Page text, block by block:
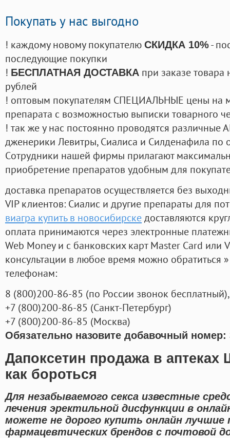
Покупать у нас выгодно
! каждому новому покупателю СКИДКА 10%-
последующие покупки
! БЕСПЛАТНАЯ ДОСТАВКА при заказе
рублей
! оптовым покупателям СПЕЦИАЛЬНЫЕ цены на
препарата с возможностью выписки товарного
! так же у нас постоянно проводятся
дженерики Левитры, Сиалиса и Силденафила по
Cотрудники нашей фирмы прилагают
приобретение препаратов удобным для
доставка препаратов осуществляется без
VIP клиентов: Сиалис и другие препараты для
виагра купить в новосибирскедоставляются
оплата принимаются через электронные
Web Money и с банковских карт Master Card или
консультации в любое время можно обратиться
телефонам:
8 (800)200-86-85 (по России звонок бесплатный),
+7 (800)200-86-85 (Санкт-Петербург)
+7 (800)200-86-85 (Москва)
Обязательно назовите добавочный номер:
Дапоксетин продажа в
как бороться
Для незабываемого секса известные
лечения эректильной дисфункции в
можете не дорого купить онлайн
фармацевтических брендов с почтовой